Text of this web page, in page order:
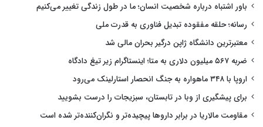
باور اشتباه درباره شخصیت انسان؛ ما در طول زندگی تغییر می‌کنیم
رسانه؛ حلقه مفقوده تبدیل فناوری به قدرت ملی
معتبرترین دانشگاه ژاپن درگیر بحران مالی شد
ضربه ۵۶۷ میلیون دلاری به متا؛ اینستاگرام زیر تیغ دادگاه
اروپا با ۳۴۸ ماهواره به جنگ انحصار استارلینک می‌رود
برای پیشگیری از وبا در تابستان، سبزیجات را درست بشویید
مقاومت مالاریا در برابر داروها پیچیده‌تر و نگران‌کننده‌تر شده است